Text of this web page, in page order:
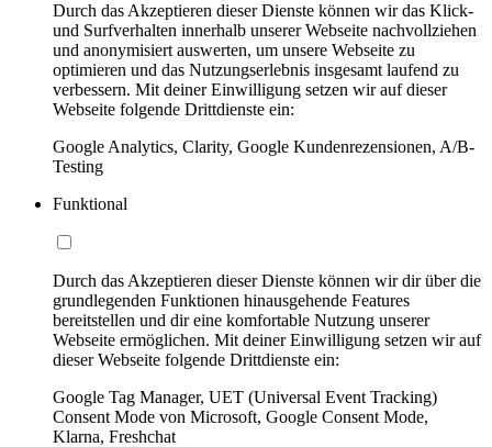
Durch das Akzeptieren dieser Dienste können wir das Klick-
und Surfverhalten innerhalb unserer Webseite nachvollziehen
und anonymisiert auswerten, um unsere Webseite zu
optimieren und das Nutzungserlebnis insgesamt laufend zu
verbessern. Mit deiner Einwilligung setzen wir auf dieser
Webseite folgende Drittdienste ein:
Google Analytics, Clarity, Google Kundenrezensionen, A/B-
Testing
Funktional
Durch das Akzeptieren dieser Dienste können wir dir über die
grundlegenden Funktionen hinausgehende Features
bereitstellen und dir eine komfortable Nutzung unserer
Webseite ermöglichen. Mit deiner Einwilligung setzen wir auf
dieser Webseite folgende Drittdienste ein:
Google Tag Manager, UET (Universal Event Tracking)
Consent Mode von Microsoft, Google Consent Mode,
Klarna, Freshchat